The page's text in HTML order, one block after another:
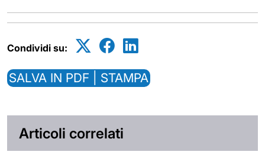
Condividi su:
SALVA IN PDF | STAMPA
Articoli correlati